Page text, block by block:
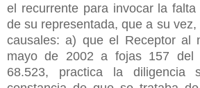
el recurrente para invocar la
de su representada, que a su
causales: a) que el Receptor al
mayo de 2002 a fojas 157 del
68.523, practica la diligencia